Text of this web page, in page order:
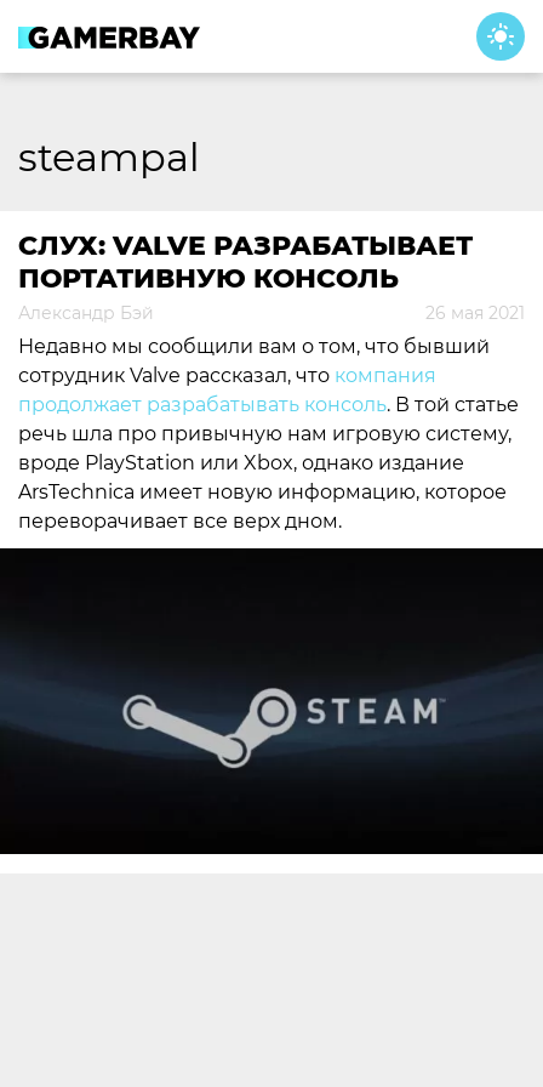
content
steampal
СЛУХ: VALVE РАЗРАБАТЫВАЕТ
ПОРТАТИВНУЮ КОНСОЛЬ
Александр Бэй 26 мая 2021
Недавно мы сообщили вам о том, что бывший
сотрудник Valve рассказал, что компания
продолжает разрабатывать консоль. В той статье
речь шла про привычную нам игровую систему,
вроде PlayStation или Xbox, однако издание
ArsTechnica имеет новую информацию, которое
переворачивает все верх дном.